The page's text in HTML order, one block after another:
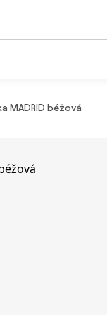
MADRID béžová